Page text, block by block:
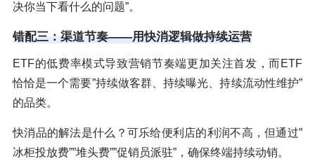
决你当下看什么的问题”。
错配三：渠道节奏——用快消逻辑做持续运营
ETF的低费率模式导致营销节奏端更加关注首发，而ETF
恰恰是一个需要”持续做客群、持续曝光、持续流动性维护”
的品类。
快消品的解法是什么？可乐给便利店的利润不高，但通过”
冰柜投放费””堆头费””促销员派驻”，确保终端持续动销。